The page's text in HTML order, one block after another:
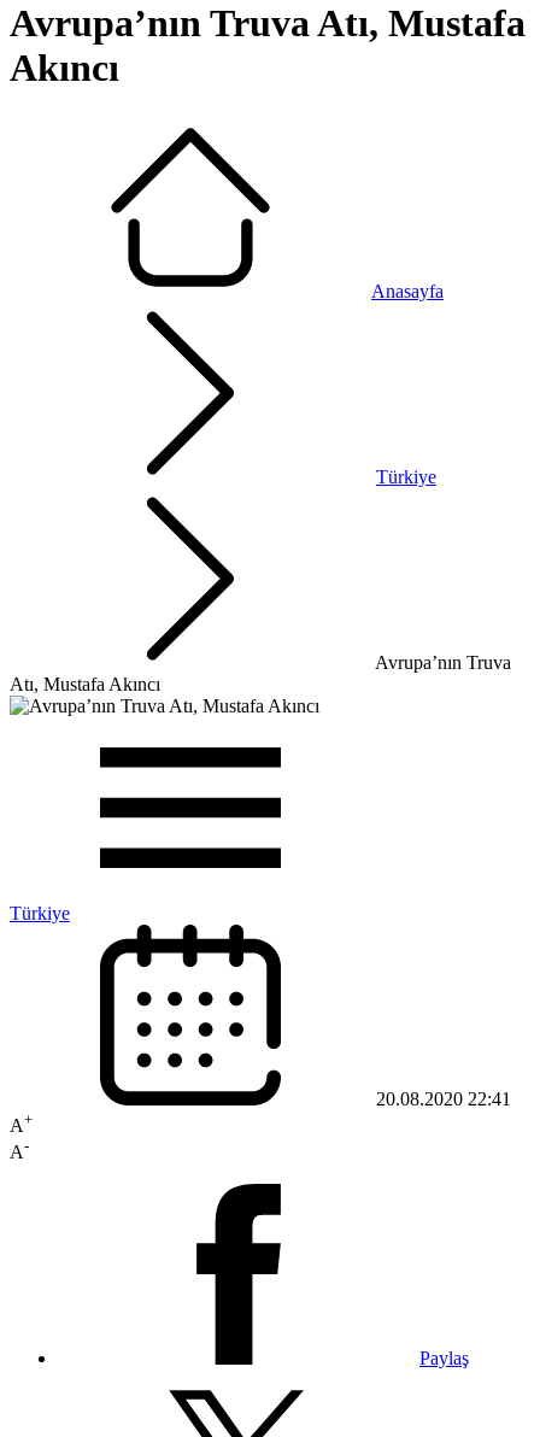
Avrupa’nın Truva Atı, Mustafa
Akıncı
Anasayfa
Türkiye
Avrupa’nın Truva
Atı, Mustafa Akıncı
Türkiye
20.08.2020 22:41
A+
A-
Paylaş